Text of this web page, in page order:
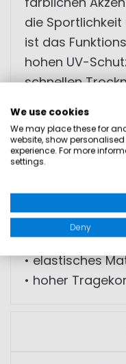
die
ist das
hohen UV-
schnellen
• Kurzarm Rash
• sportliches
• UV-Schutz
• farbliche
• Marinepool
• hoher Kragen
• elastisches
• hoher
We use cookies
We may place these for
website, show
experience. For more
settings.
Deny